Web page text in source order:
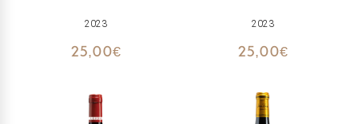
2023
25,00€
2023
25,00€